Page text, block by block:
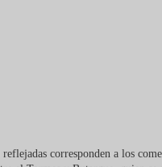
corresponden a los